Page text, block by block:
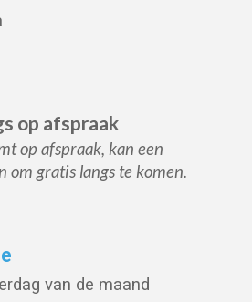
op afspraak
op afspraak, kan een
om gratis langs te komen.
van de maand